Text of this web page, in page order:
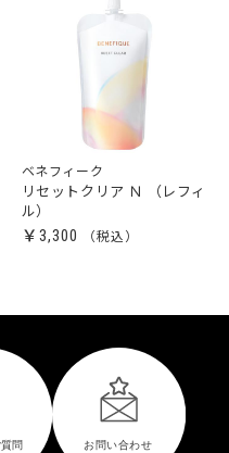
ベネフィーク
リセットクリア Ｎ （レフィ
ル）
￥3,300